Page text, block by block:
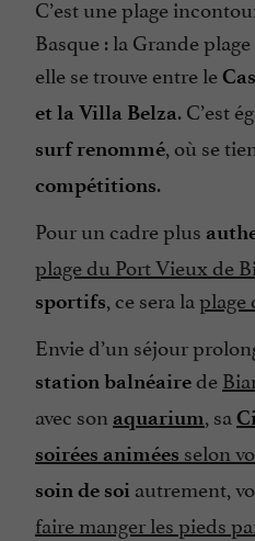
C’est une plage
Basque : la Grande
elle se trouve entre le
et la Villa Belza. C’est
surf renommé, où se
compétitions.
Pour un cadre plus
plage du Port Vieux de
sportifs, ce sera laplage
Envie d’un séjour
station balnéairede
avec son aquarium, sa
soirées animées selon
soin de soi autrement,
faire manger les pieds